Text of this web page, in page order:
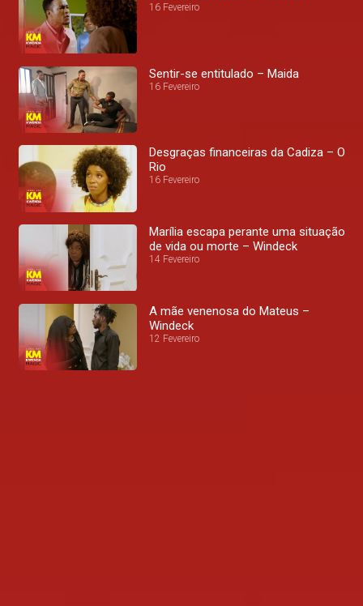
16 Fevereiro
Sentir-se entitulado – Maida
16 Fevereiro
Desgraças financeiras da Cadiza – O
Rio
16 Fevereiro
Marília escapa perante uma situação
de vida ou morte – Windeck
14 Fevereiro
A mãe venenosa do Mateus –
Windeck
12 Fevereiro